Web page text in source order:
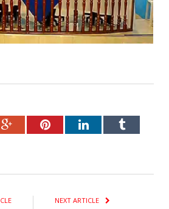
Google+PinterestLinkedInTumblr
NEXT ARTICLE